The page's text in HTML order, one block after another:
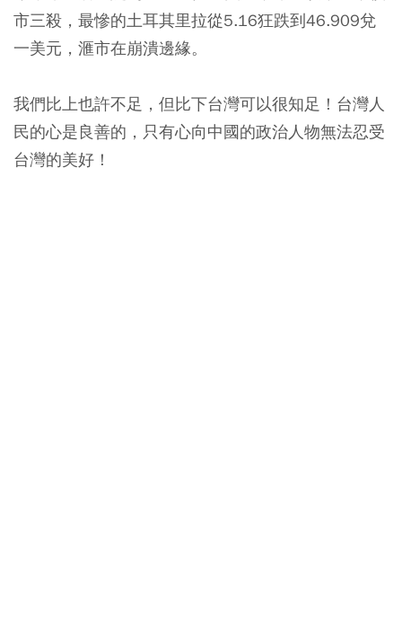
市三殺，最慘的土耳其里拉從5.16狂跌到46.909兌
一美元，滙市在崩潰邊緣。
我們比上也許不足，但比下台灣可以很知足！台灣人
民的心是良善的，只有心向中國的政治人物無法忍受
台灣的美好！